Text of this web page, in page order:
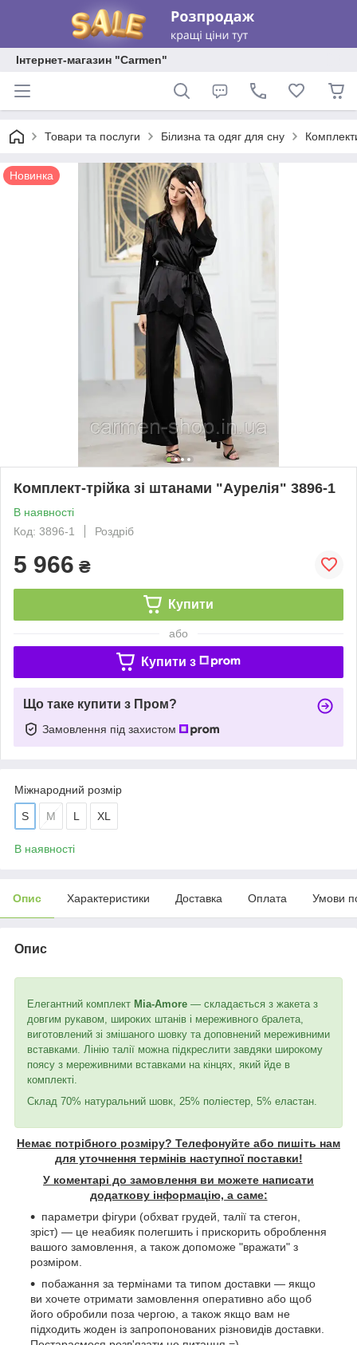
Інтернет-магазин "Carmen"
Товари та послуги Білизна та одяг для сну
Новинка
Комплект-трійка зі штанами "Аурелія" 3896-1
В наявності
Код: 3896-1
Роздріб
5 966 ₴
Купити
або
Купити з
Що таке купити з Пром?
Замовлення під захистом
Міжнародний розмір
S M L XL
В наявності
Опис Характеристики Доставка Оплата Умови
Опис
Елегантний комплект Mia-Amore — складається з жакета з
довгим рукавом, широких штанів і мереживного бралета,
виготовлений зі змішаного шовку та доповнений мереживними
вставками. Лінію талії можна підкреслити завдяки широкому
поясу з мереживними вставками на кінцях, який йде в
комплекті.
Склад 70% натуральний шовк, 25% поліестер, 5% еластан.
Немає потрібного розміру? Телефонуйте або пишіть нам
для уточнення термінів наступної поставки!
У коментарі до замовлення ви можете написати
додаткову інформацію, а саме:
параметри фігури (обхват грудей, талії та стегон,
зріст) — це неабияк полегшить і прискорить оброблення
вашого замовлення, а також допоможе "вражати" з
розміром.
побажання за термінами та типом доставки — якщо
ви хочете отримати замовлення оперативно або щоб
його обробили поза чергою, а також якщо вам не
підходить жоден із запропонованих різновидів доставки.